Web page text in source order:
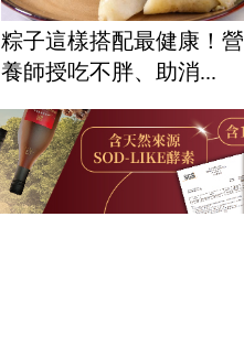
粽子這樣搭配最健康！營
養師授吃不胖、助消...